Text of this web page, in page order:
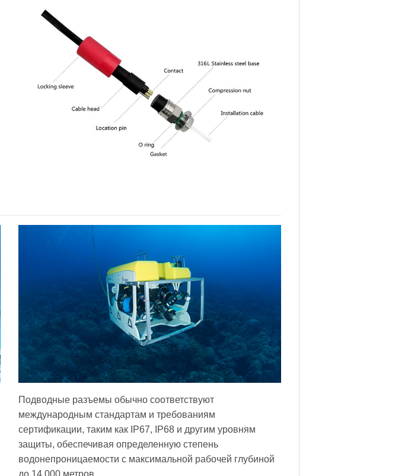
Подводные разъемы обычно соответствуют
международным стандартам и требованиям
сертификации, таким как IP67, IP68 и другим уровням
защиты, обеспечивая определенную степень
водонепроницаемости с максимальной рабочей глубиной
до 14 000 метров.